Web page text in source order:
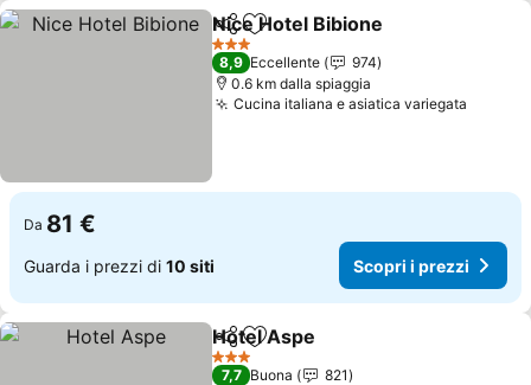
CondividiAggiungi ai preferiti
Nice Hotel Bibione
3 Stelle
8,9 Eccellente
974
0.6 km dalla spiaggia
Cucina italiana e asiatica variegata
Da 81 €
Guarda i prezzi di 10 siti Scopri i prezzi
CondividiAggiungi ai preferiti
Hotel Aspe
3 Stelle
7,7 Buona
821